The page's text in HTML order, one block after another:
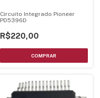
Circuito Integrado Pioneer
PD5396D
R$220,00